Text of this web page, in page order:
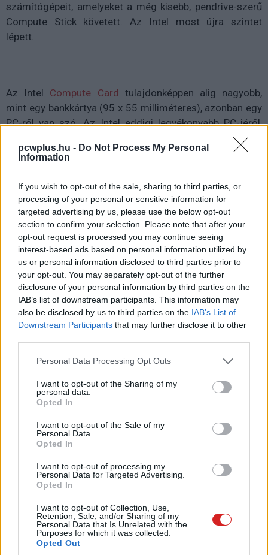
pcwplus.hu - Do Not Process My Personal
Information
If you wish to opt-out of the sale, sharing to third parties, or
processing of your personal or sensitive information for
targeted advertising by us, please use the below opt-out
section to confirm your selection. Please note that after your
opt-out request is processed you may continue seeing
interest-based ads based on personal information utilized by
us or personal information disclosed to third parties prior to
your opt-out. You may separately opt-out of the further
disclosure of your personal information by third parties on the
IAB’s list of downstream participants. This information may
also be disclosed by us to third parties on the IAB’s List of
Downstream Participants that may further disclose it to other
Please note that this website/app uses one or more Google
not limited to your visit or usage behaviour. You may click to
grant or deny consent to Google and its third-party tags to
use your data for below specified purposes in below Google
consent section.
Personal Data Processing Opt Outs
I want to opt-out of the Sharing of my
personal data.
Opted In
I want to opt-out of the Sale of my
Personal Data.
Opted In
I want to opt-out of processing my
Personal Data for Targeted Advertising.
Opted In
I want to opt-out of Collection, Use,
Retention, Sale, and/or Sharing of my
Personal Data that Is Unrelated with the
Purposes for which it was collected.
Opted Out
számítógépeit, amelyeket a még kisebb, pendrive-szerű
Compute Stick követett. Az Intel most újra szintet
lépett.
Az Intel Compute Card tulajdonképpen alig nagyobb,
mint egy bankkártya (95 x 55 milliméteres), azonban egy
PC-ről van szó. Az Intel eddigi legvékonyabb PC-jéről,
Az Intel persze nem fogyasztói gépként szeretné eladni
Intel processzoros számítógépet integrálnának az
okosotthonokba szánt termékekbe, biztonsági
rendszerekbe vagy egyéb Internet of Things-kütyükbe.
elvégre elég lehet kicserélni a kártyát egy másikra
(javításnál is). Az Intel a Dell, a HP, a Lenovo és a Sharp
újdonságokon. A Compute Card várhatóan az év
közepén válik elérhetővé, elvileg alacsony fogyasztású
Kaby Lake processzorokkal, WiFi-vel és Bluetooth-szal.